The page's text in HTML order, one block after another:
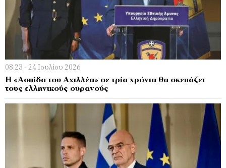
08:23 - 24 Ιουλίου 2026
Η «Ασπίδα του Αχιλλέα» σε τρία χρόνια θα σκεπάζει
τους ελληνικούς ουρανούς